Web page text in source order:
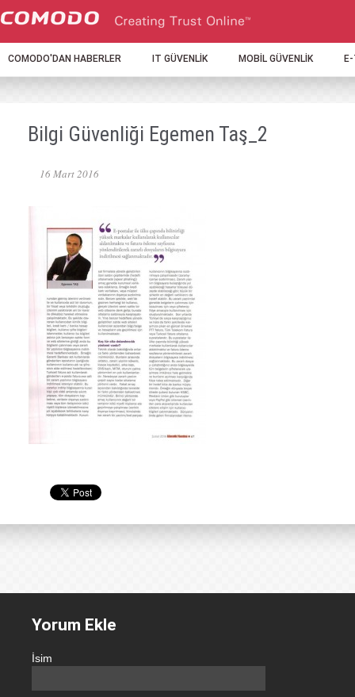
COMODO'DAN HABERLER IT GÜVENLİK MOBİL GÜVENLİK
Bilgi Güvenliği Egemen Taş_2
16 Mart 2016
Yorum Ekle
İsim